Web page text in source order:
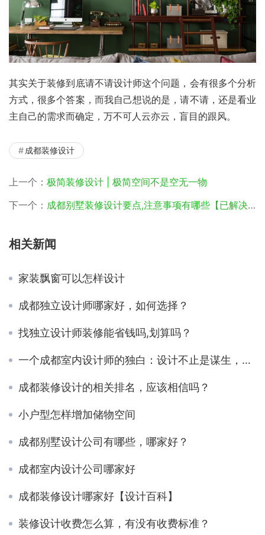
其实关于装修到底请不请设计师这个问题，会有很多个分析
方式，很多个答案，而我自己想说的是，请不请，还是看业
主自己的需求而确定，万不可人云亦云，盲目的跟风。
成都装修设计
上一个： 极简装修设计 | 极简空间不是空无一物
下一个： 成都别墅装修设计要点,注意事项有哪些【已解决】
相关新闻
家装飘窗可以怎样设计
成都独立设计师哪家好，如何选择？
找独立设计师装修能省钱吗,划算吗？
一个成都室内设计师的独白：设计不止是谋生，而是解决问题
成都装修设计的相关排名，应该相信吗？
小户型怎样增加储物空间
成都别墅设计公司有哪些，哪家好？
成都室内设计公司哪家好
成都装修设计哪家好【设计百科】
装修设计收费怎么算，有没有收费标准？